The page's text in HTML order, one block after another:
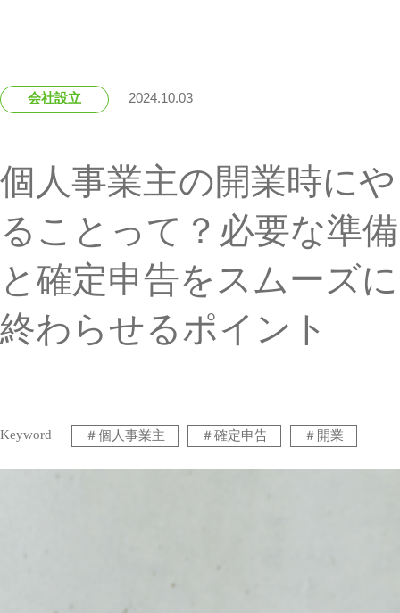
会社設立 2024.10.03
個人事業主の開業時にや
ることって？必要な準備
と確定申告をスムーズに
終わらせるポイント
Keyword ＃個人事業主 ＃確定申告 ＃ 開業